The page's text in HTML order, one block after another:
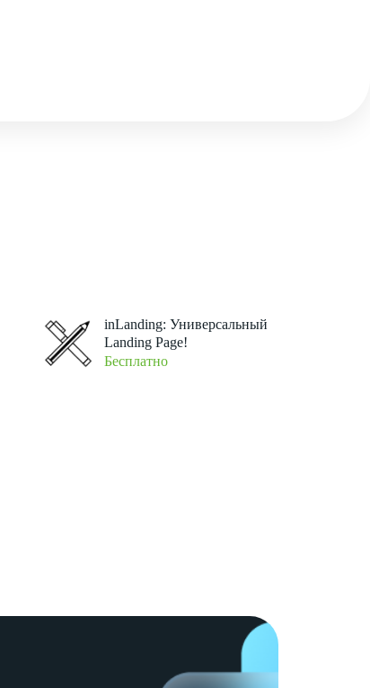
inLanding: Универсальный
Landing Page!
Бесплатно